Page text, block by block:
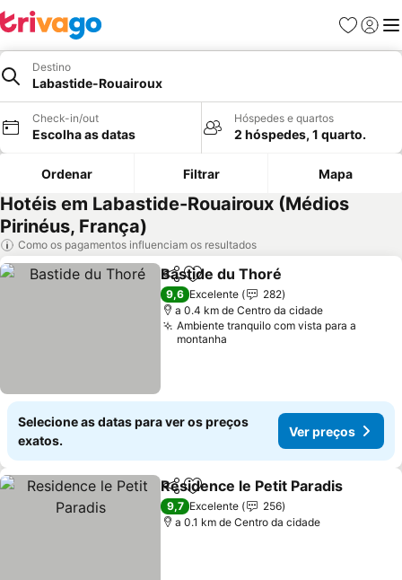
Favoritos
Iniciar
Destino
Labastide-Rouairoux
Check-in/out
Escolha as datas
Hóspedes e quartos
2 hóspedes, 1 quarto.
Ordenar Filtrar Mapa
Hotéis em Labastide-Rouairoux (Médios
Pirinéus, França)
Como os pagamentos influenciam os resultados
PartilharAdicionar aos favoritos
Bastide du Thoré
9,6 Excelente
282
a 0.4 km de Centro da cidade
Ambiente tranquilo com vista para a
montanha
Selecione as datas para ver os preços
exatos.
Ver preços
PartilharAdicionar aos favoritos
Residence le Petit Paradis
9,7 Excelente
256
a 0.1 km de Centro da cidade